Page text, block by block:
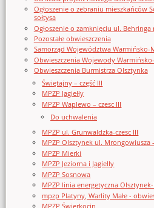
Ogłoszenie o zebraniu mieszkańców
sołtysa
Ogłoszenie o zamknięciu ul. Behringa
Pozostałe obwieszczenia
Samorząd Województwa Warmińsko-
Obwieszczenia Wojewody
Obwieszczenia Burmistrza Olsztynka
Świętajny – część III
MPZP Jagiełły
MPZP Waplewo – czesc III
Do uchwalenia
MPZP ul. Grunwaldzka-czesc III
MPZP Olsztynek ul. Mrongowiusza
MPZP Mierki
MPZP Jeziorna i Jagielly
MPZP Sosnowa
MPZP linia energetyczna
mpzp Platyny, Warlity Małe -
MPZP Świerkocin